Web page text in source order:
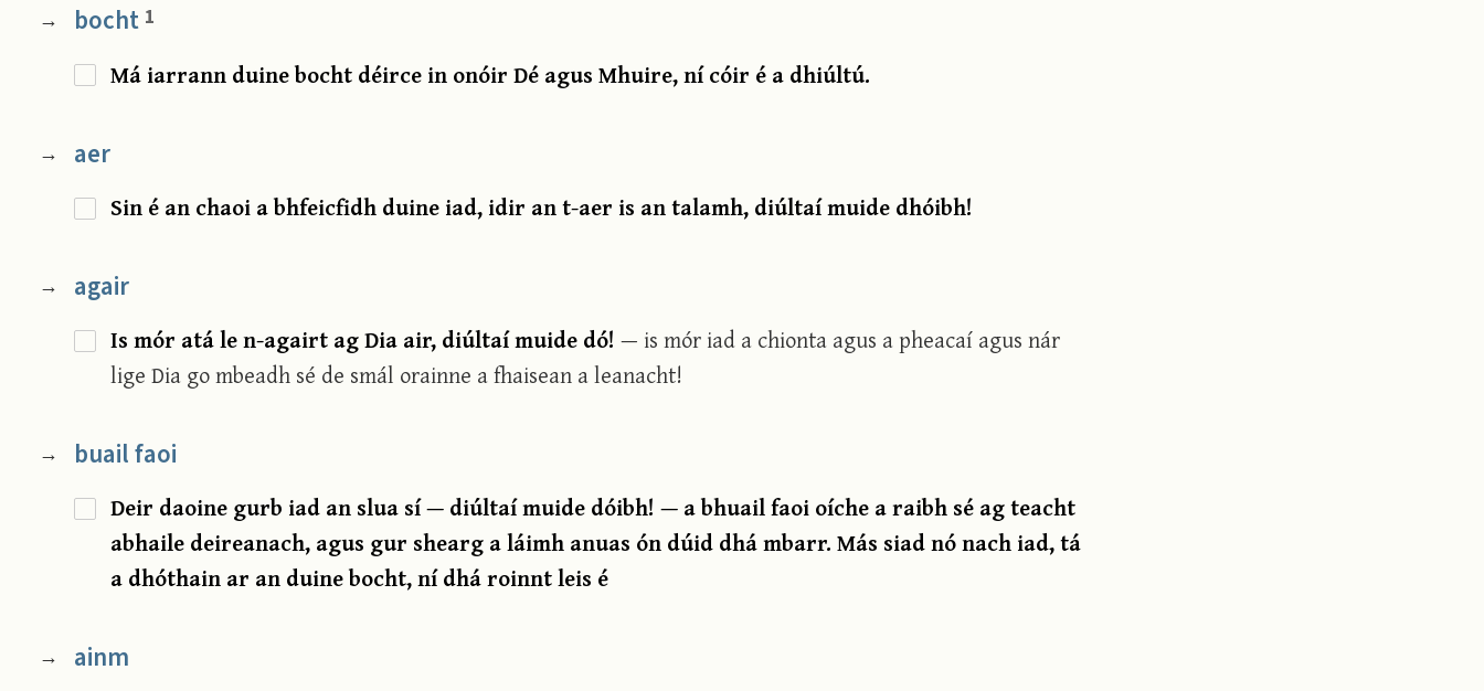
→ bocht 1
Má iarrann duine bocht déirce in onóir Dé agus Mhuire, ní cóir é a dhiúltú.
→ aer
Sin é an chaoi a bhfeicfidh duine iad, idir an t-aer is an talamh, diúltaí muide dhóibh!
→ agair
Is mór atá le n-agairt ag Dia air, diúltaí muide dó!— is mór iad a chionta agus a pheacaí agus nár
lige Dia go mbeadh sé de smál orainne a fhaisean a leanacht!
→ buail faoi
Deir daoine gurb iad an slua sí — diúltaí muide dóibh! — a bhuail faoi oíche a raibh sé ag teacht
abhaile deireanach, agus gur shearg a láimh anuas ón dúid dhá mbarr. Más siad nó nach iad, tá
a dhóthain ar an duine bocht, ní dhá roinnt leis é
→ ainm